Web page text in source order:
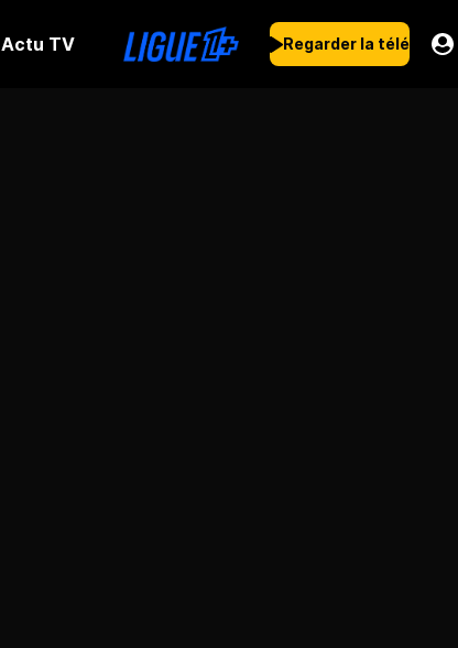
Actu TV Regarder la télé